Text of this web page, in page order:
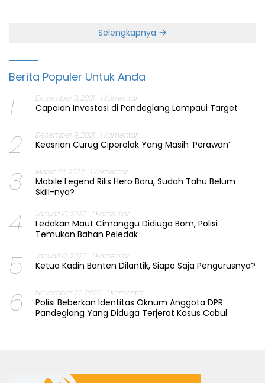
Selengkapnya
Berita Populer Untuk Anda
1 Desember 8, 2021 1 Komentar
Capaian Investasi di Pandeglang Lampaui Target
2 Desember 9, 2021 1 Komentar
Keasrian Curug Ciporolak Yang Masih ‘Perawan’
3 Maret 22, 2022 1 Komentar
Mobile Legend Rilis Hero Baru, Sudah Tahu Belum
Skill-nya?
4 Januari 10, 2022 1 Komentar
Ledakan Maut Cimanggu Didiuga Bom, Polisi
Temukan Bahan Peledak
5 Januari 12, 2022 1 Komentar
Ketua Kadin Banten Dilantik, Siapa Saja Pengurusnya?
6 November 22, 2022 1 Komentar
Polisi Beberkan Identitas Oknum Anggota DPR
Pandeglang Yang Diduga Terjerat Kasus Cabul